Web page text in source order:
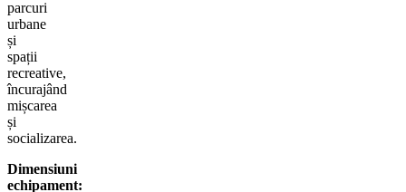
parcuri
urbane
și
spații
recreative,
încurajând
mișcarea
și
socializarea.
Dimensiuni
echipament: